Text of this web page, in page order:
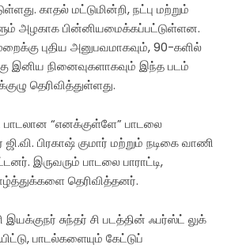
காதல் மட்டுமின்றி, நட்பு மற்றும்
அழகாக பின்னியமைக்கப்பட்டுள்ளன.
புதிய அனுபவமாகவும், 90-களில்
இனிய நினைவுகளாகவும் இந்த படம்
தெரிவித்துள்ளது.
“எனக்குள்ளே” பாடலை
பிரகாஷ் குமார் மற்றும் நடிகை வாணி
இருவரும் பாடலை பாராட்டி,
தெரிவித்தனர்.
சுந்தர் சி படத்தின் ஃபர்ஸ்ட் லுக்
பாடல்களையும் கேட்டுப்